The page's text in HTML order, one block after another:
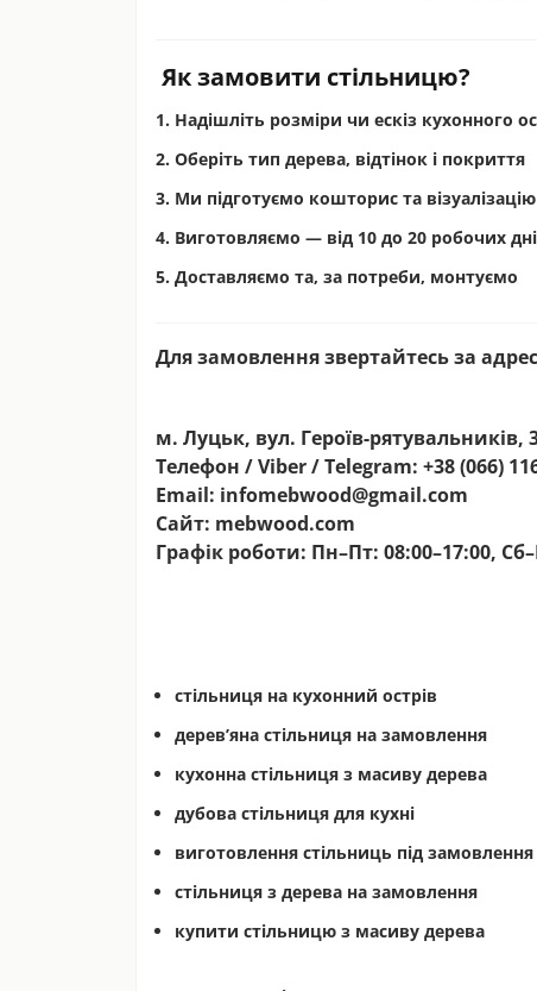
Як замовити стільницю?
Надішліть розміри чи ескіз кухонного
Оберіть тип дерева, відтінок і покриття
Ми підготуємо кошторис та візуалізацію
Виготовляємо — від 10 до 20 робочих
Доставляємо та, за потреби, монтуємо
Для замовлення звертайтесь за
м. Луцьк, вул. Героїв-рятувальників,
Телефон / Viber / Telegram: +38 (066)
Email: infomebwood@gmail.com
Сайт: mebwood.com
Графік роботи: Пн–Пт: 08:00–17:00,
стільниця на кухонний острів
дерев’яна стільниця на замовлення
кухонна стільниця з масиву дерева
дубова стільниця для кухні
виготовлення стільниць під замовлення
стільниця з дерева на замовлення
купити стільницю з масиву дерева